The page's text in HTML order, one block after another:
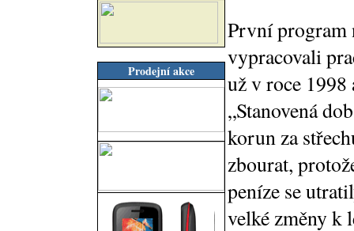
Prodejní akce
První program
vypracovali
už v roce 1998
„Stanovená
korun za
zbourat,
peníze se
velké změny k